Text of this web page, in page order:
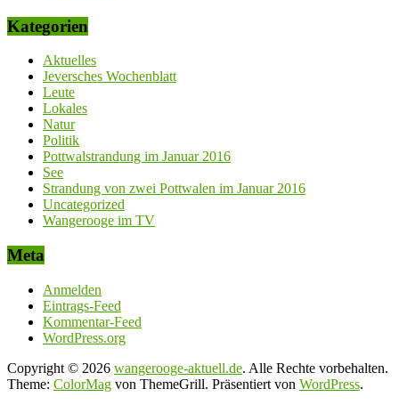
Kategorien
Aktuelles
Jeversches Wochenblatt
Leute
Lokales
Natur
Politik
Pottwalstrandung im Januar 2016
See
Strandung von zwei Pottwalen im Januar 2016
Uncategorized
Wangerooge im TV
Meta
Anmelden
Eintrags-Feed
Kommentar-Feed
WordPress.org
Copyright © 2026 wangerooge-aktuell.de. Alle Rechte vorbehalten.
Theme: ColorMag von ThemeGrill. Präsentiert von WordPress.